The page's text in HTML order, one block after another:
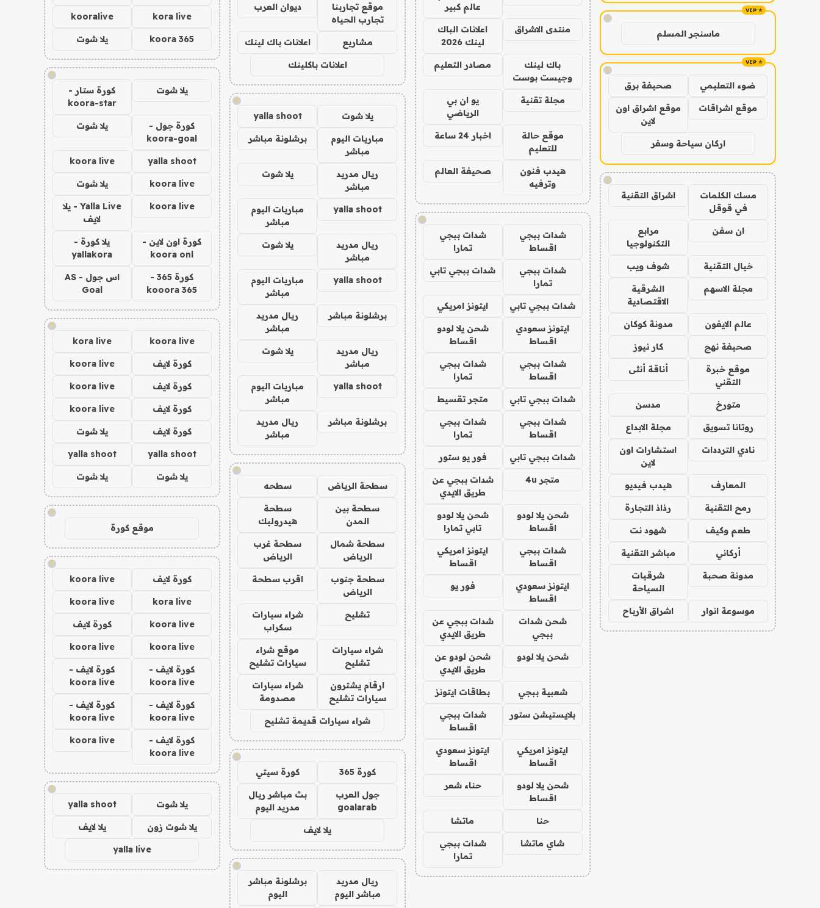
!
ماسنجر المسلم
!
ضوء التعليمي صحيفة برق
موقع اشراقات
موقع اشراق اون
لاين
اركان سياحة وسفر
!
مسك الكلمات
في قوقل
اشراق التقنية
ان سفن
مرابع
التكنولوجيا
خيال التقنية شوف ويب
مجلة الاسهم
الشرقية
الاقتصادية
عالم الايفون مدونة كوكان
صحيفة نهج كار نيوز
موقع خبرة
التقني
أناقة أنثى
متورخ مدسن
روتانا تسويق مجلة الابداع
نادي الترددات
استشارات اون
لاين
المعارف هيدب فيديو
رمح التقنية رذاذ التجارة
طعم وكيف شهود نت
أركاني مباشر التقنية
مدونة صحبة
شرقيات
السياحة
موسوعة انوار اشراق الأرباح
عالم كبير
منتدى الاشراق
اعلانات الباك
لينك 2026
باك لينك
وجيست بوست
مصادر التعليم
مجلة تقنية
يو ان بي
الرياضي
موقع حالة
للتعليم
اخبار 24 ساعة
هيدب فنون
وترفيه
صحيفة العالم
!
شدات ببجي
اقساط
شدات ببجي
تمارا
شدات ببجي
تمارا
شدات ببجي تابي
شدات ببجي تابي ايتونز امريكي
ايتونز سعودي
اقساط
شحن يلا لودو
اقساط
شدات ببجي
اقساط
شدات ببجي
تمارا
شدات ببجي تابي متجر تقسيط
شدات ببجي
اقساط
شدات ببجي
تمارا
شدات ببجي تابي فور يو ستور
متجر 4u
شدات ببجي عن
طريق الايدي
شحن يلا لودو
اقساط
شحن يلا لودو
تابي تمارا
شدات ببجي
اقساط
ايتونز امريكي
اقساط
ايتونز سعودي
اقساط
فور يو
شحن شدات
ببجي
شدات ببجي عن
طريق الايدي
شحن يلا لودو
شحن لودو عن
طريق الايدي
شعبية ببجي بطاقات ايتونز
بلايستيشن ستور
شدات ببجي
اقساط
ايتونز امريكي
اقساط
ايتونز سعودي
اقساط
شحن يلا لودو
اقساط
حناء شعر
حنا ماتشا
شاي ماتشا
شدات ببجي
تمارا
موقع تجاربنا
تجارب الحياه
ديوان العرب
مشاريع اعلانات باك لينك
اعلانات باكلينك
!
يلا شوت yalla shoot
مباريات اليوم
مباشر
برشلونة مباشر
ريال مدريد
مباشر
يلا شوت
yalla shoot
مباريات اليوم
مباشر
ريال مدريد
مباشر
يلا شوت
yalla shoot
مباريات اليوم
مباشر
برشلونة مباشر
ريال مدريد
مباشر
ريال مدريد
مباشر
يلا شوت
yalla shoot
مباريات اليوم
مباشر
برشلونة مباشر
ريال مدريد
مباشر
!
سطحة الرياض سطحه
سطحة بين
المدن
سطحة
هيدروليك
سطحة شمال
الرياض
سطحة غرب
الرياض
سطحة جنوب
الرياض
اقرب سطحة
تشليح
شراء سيارات
سكراب
شراء سيارات
تشليح
موقع شراء
سيارات تشليح
ارقام يشترون
سيارات تشليح
شراء سيارات
مصدومة
شراء سيارات قديمة تشليح
!
كورة 365 كورة سيتي
جول العرب
goalarab
بث مباشر ريال
مدريد اليوم
يلا لايف
!
ريال مدريد
مباشر اليوم
برشلونة مباشر
اليوم
kora live
kooralive
koora 365 يلا شوت
!
يلا شوت
كورة ستار -
koora-star
كورة جول -
koora-goal
يلا شوت
yalla shoot
koora live
koora live يلا شوت
koora live
Yalla Live - يلا
لايف
كورة اون لاين -
koora onl
يلا كورة -
yallakora
كورة 365 -
kooora 365
اس جول - AS
Goal
!
koora live
kora live
كورة لايف koora live
كورة لايف koora live
كورة لايف koora live
كورة لايف يلا شوت
yalla shoot
yalla shoot
يلا شوت يلا شوت
!
موقع كورة
!
كورة لايف koora live
kora live
koora live
koora live كورة لايف
koora live
koora live
كورة لايف -
koora live
كورة لايف -
koora live
كورة لايف -
koora live
كورة لايف -
koora live
كورة لايف -
koora live
koora live
!
يلا شوت yalla shoot
يلا شوت زون يلا لايف
yalla live